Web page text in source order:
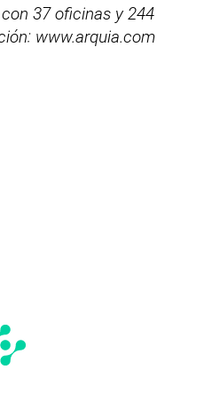
37 oficinas y 244
www.arquia.com